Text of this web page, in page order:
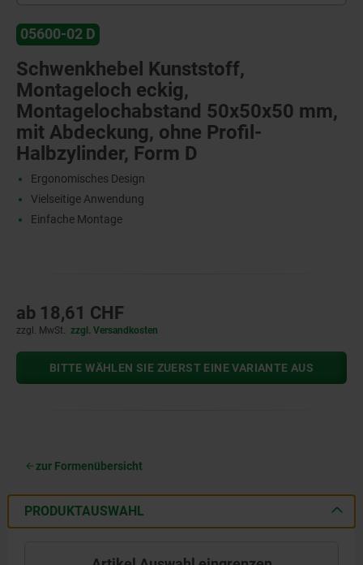
05600-02 D
Schwenkhebel Kunststoff,
Montageloch eckig,
Montagelochabstand 50x50x50 mm,
mit Abdeckung, ohne Profil-
Halbzylinder, Form D
Ergonomisches Design
Vielseitige Anwendung
Einfache Montage
ab 18,61 CHF
zzgl. MwSt. zzgl. Versandkosten
BITTE WÄHLEN SIE ZUERST EINE VARIANTE AUS
zur Formenübersicht
PRODUKTAUSWAHL